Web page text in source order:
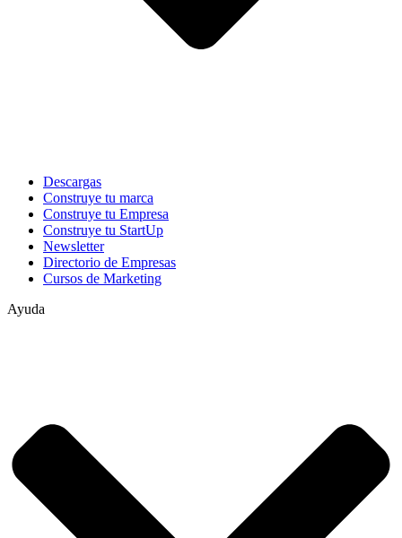
Descargas
Construye tu marca
Construye tu Empresa
Construye tu StartUp
Newsletter
Directorio de Empresas
Cursos de Marketing
Ayuda